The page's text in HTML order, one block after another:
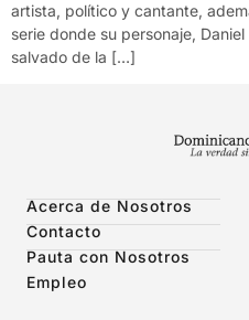
artista, político y cantante,
serie donde su personaje,
salvado de la […]
Acerca de Nosotros
Contacto
Pauta con Nosotros
Empleo